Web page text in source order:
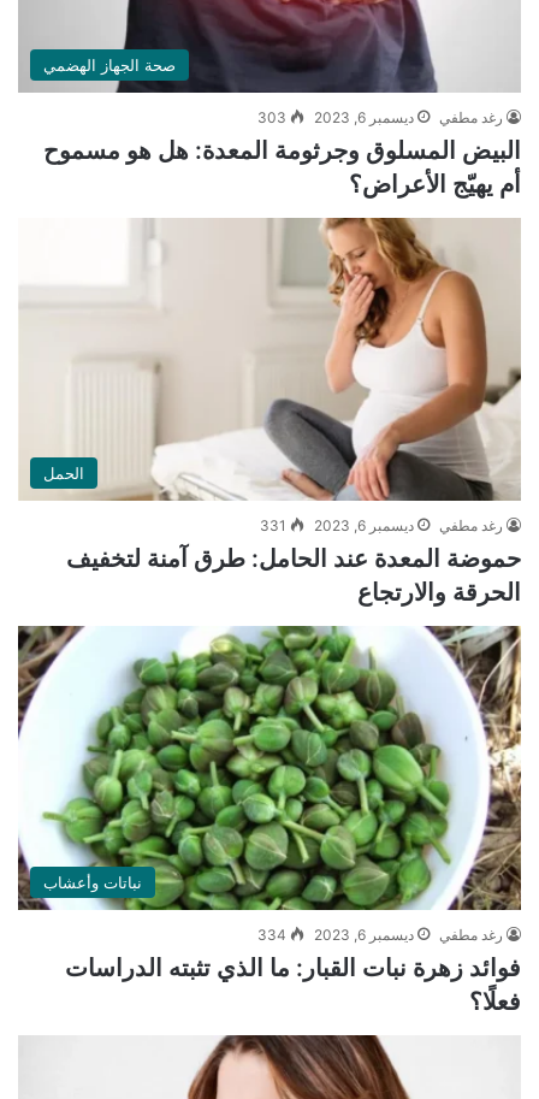
صحة الجهاز الهضمي
رغد مطفي ديسمبر 6, 2023 303
البيض المسلوق وجرثومة المعدة: هل هو مسموح
أم يهيّج الأعراض؟
الحمل
رغد مطفي ديسمبر 6, 2023 331
حموضة المعدة عند الحامل: طرق آمنة لتخفيف
الحرقة والارتجاع
نباتات وأعشاب
رغد مطفي ديسمبر 6, 2023 334
فوائد زهرة نبات القبار: ما الذي تثبته الدراسات
فعلًا؟